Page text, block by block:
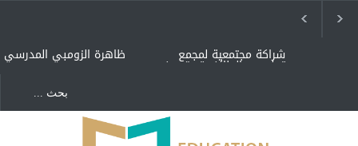
ظاهرة الزومبي المدرسي شراكة مجتمعية لمجمع
تعليمي بالطائف تستهدف
"كنت أنضرب ومافيني إلا
العافية" هل هذا مبرر
لاستمرار أسلوب التربية
المتوارث؟
لماذا تعد برامج توعية الأطفال